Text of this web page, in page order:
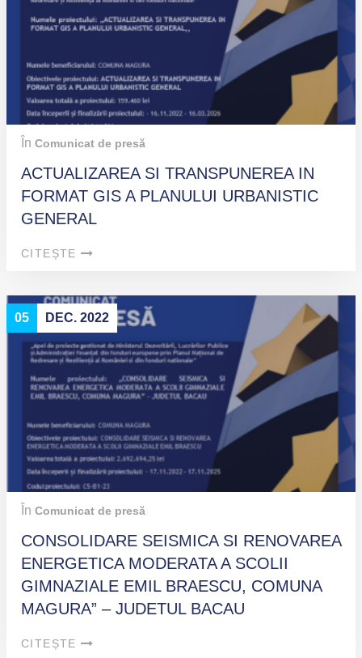
În Comunicat de presă
ACTUALIZAREA SI TRANSPUNEREA IN
FORMAT GIS A PLANULUI URBANISTIC
GENERAL
CITEȘTE
05 DEC. 2022
În Comunicat de presă
CONSOLIDARE SEISMICA SI RENOVAREA
ENERGETICA MODERATA A SCOLII
GIMNAZIALE EMIL BRAESCU, COMUNA
MAGURA” – JUDETUL BACAU
CITEȘTE